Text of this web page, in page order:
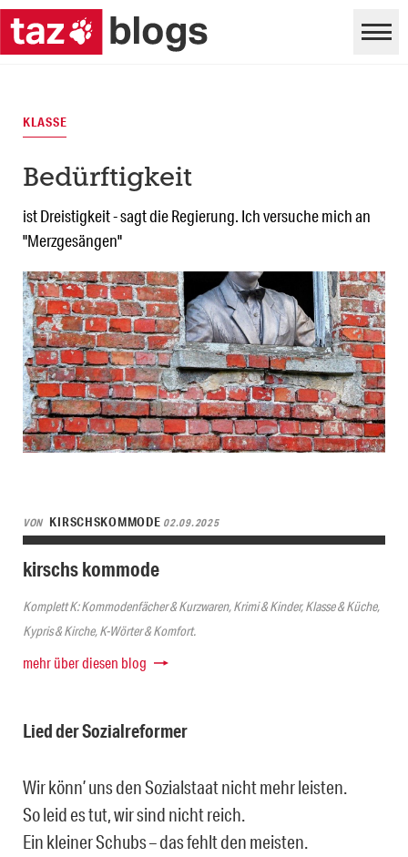
KLASSE
Bedürftigkeit
ist Dreistigkeit - sagt die Regierung. Ich versuche mich an
"Merzgesängen"
VON KIRSCHSKOMMODE 02.09.2025
kirschs kommode
Komplett K: Kommodenfächer & Kurzwaren, Krimi & Kinder, Klasse & Küche,
Kypris & Kirche, K-Wörter & Komfort.
mehr über diesen blog
Lied der Sozialreformer
Wir könn’ uns den Sozialstaat nicht mehr leisten.
So leid es tut, wir sind nicht reich.
Ein kleiner Schubs – das fehlt den meisten.